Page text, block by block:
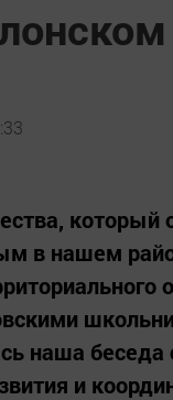
который
в нашем
наша
и